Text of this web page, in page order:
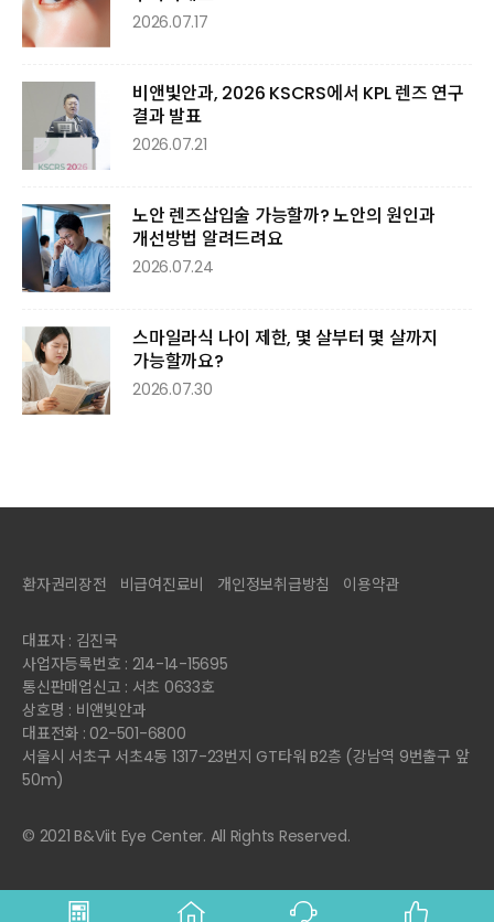
2026.07.17
비앤빛안과, 2026 KSCRS에서 KPL 렌즈 연구
결과 발표
2026.07.21
노안 렌즈삽입술 가능할까? 노안의 원인과
개선방법 알려드려요
2026.07.24
스마일라식 나이 제한, 몇 살부터 몇 살까지
가능할까요?
2026.07.30
환자권리장전 비급여진료비 개인정보취급방침 이용약관
대표자 : 김진국
사업자등록번호 : 214-14-15695
통신판매업신고 : 서초 0633호
상호명 : 비앤빛안과
대표전화 : 02-501-6800
서울시 서초구 서초4동 1317-23번지 GT타워 B2층 (강남역 9번출구 앞
50m)
© 2021 B&Viit Eye Center. All Rights Reserved.